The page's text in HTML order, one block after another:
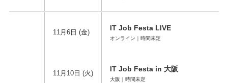
11月6日 (金)
IT Job Festa LIVE
オンライン｜時間未定
11月10日 (火)
IT Job Festa in 大阪
大阪｜時間未定